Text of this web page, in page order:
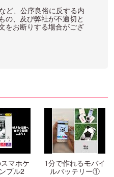
ど、公序良俗に反する内
の、及び弊社が不適切と
をお断りする場合がござ
マホケ
プル2
1分で作れるモバイ
ルバッテリー①